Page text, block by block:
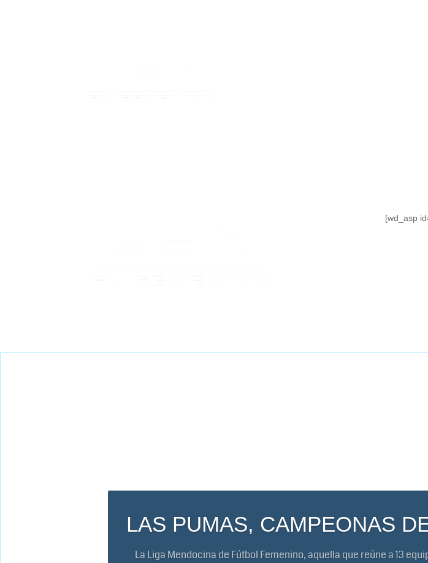
[wd_asp
LAS PUMAS, CAMPEONAS
La Liga Mendocina de Fútbol Femenino, aquella que reúne a 13